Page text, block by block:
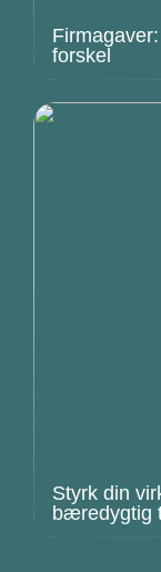
forskel
Styrk din
bæredygtig